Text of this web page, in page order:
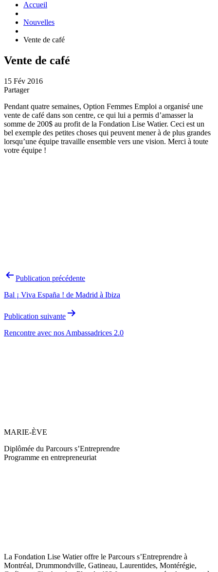
Accueil
Nouvelles
Vente de café
Vente de café
15 Fév 2016
Partager
Pendant quatre semaines, Option Femmes Emploi a organisé une
vente de café dans son centre, ce qui lui a permis d’amasser la
somme de 200$ au profit de la Fondation Lise Watier. Ceci est un
bel exemple des petites choses qui peuvent mener à de plus grandes
lorsqu’une équipe travaille ensemble vers une vision. Merci à toute
votre équipe !
Navigation
l’article
Publication précédente
Bal ¡ Viva España ! de Madrid à Ibiza
Publication suivante
Rencontre avec nos Ambassadrices 2.0
MARIE-ÈVE
Diplômée du Parcours s’Entreprendre
Programme en entrepreneuriat
La Fondation Lise Watier offre le Parcours s’Entreprendre à
Montréal, Drummondville, Gatineau, Laurentides, Montérégie,